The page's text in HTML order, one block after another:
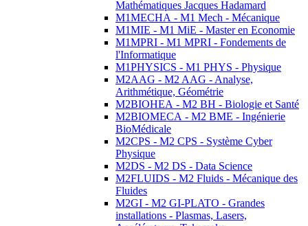
Mathématiques Jacques Hadamard
M1MECHA - M1 Mech - Mécanique
M1MIE - M1 MiE - Master en Economie
M1MPRI - M1 MPRI - Fondements de
l'Informatique
M1PHYSICS - M1 PHYS - Physique
M2AAG - M2 AAG - Analyse,
Arithmétique, Géométrie
M2BIOHEA - M2 BH - Biologie et Santé
M2BIOMECA - M2 BME - Ingénierie
BioMédicale
M2CPS - M2 CPS - Système Cyber
Physique
M2DS - M2 DS - Data Science
M2FLUIDS - M2 Fluids - Mécanique des
Fluides
M2GI - M2 GI-PLATO - Grandes
installations - Plasmas, Lasers,